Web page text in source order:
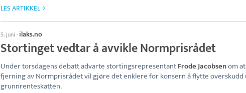
LES ARTIKKEL
5. juni · ilaks.no
Stortinget vedtar å avvikle Normprisrådet
Under torsdagens debatt advarte stortingsrepresentantFrode Jacobsenom at
fjerning av Normprisrådet vil gjøre det enklere for konsern å flytte overskudd
grunnrenteskatten.